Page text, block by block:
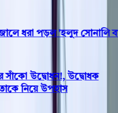
ধরা পড়ল 'হলুদ সোনালি বাটা'
উদ্বোধন!, উদ্বোধক
নিয়ে উপহাস